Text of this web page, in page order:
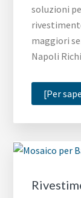
soluzioni
maggiori
Napoli
[Per